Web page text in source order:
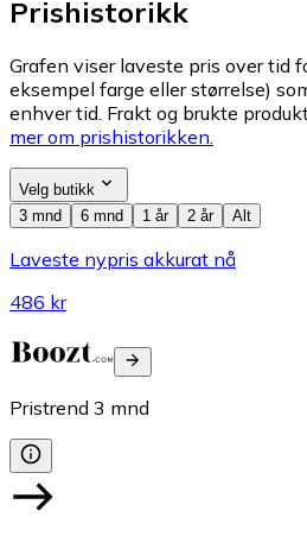
Prishistorikk
Grafen viser laveste pris over tid
eksempel farge eller størrelse)
enhver tid. Frakt og brukte
mer om prishistorikken.
Velg butikk
3 mnd
6 mnd 1 år 2 år Alt
Laveste nypris akkurat nå
486 kr
Pristrend 3 mnd